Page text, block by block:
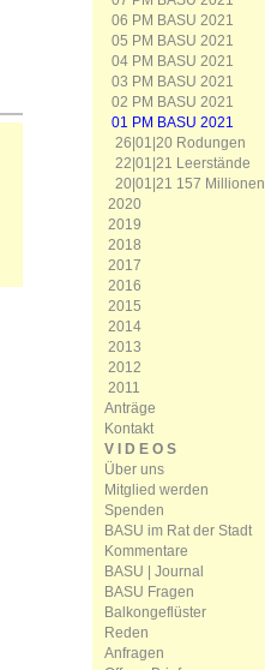
06 PM BASU 2021
05 PM BASU 2021
04 PM BASU 2021
03 PM BASU 2021
02 PM BASU 2021
01 PM BASU 2021
26|01|20 Rodungen
22|01|21 Leerstände
20|01|21 157 Millionen
2020
2019
2018
2017
2016
2015
2014
2013
2012
2011
Anträge
Kontakt
V I D E O S
Über uns
Mitglied werden
Spenden
BASU im Rat der Stadt
Kommentare
BASU | Journal
BASU Fragen
Balkongeflüster
Reden
Anfragen